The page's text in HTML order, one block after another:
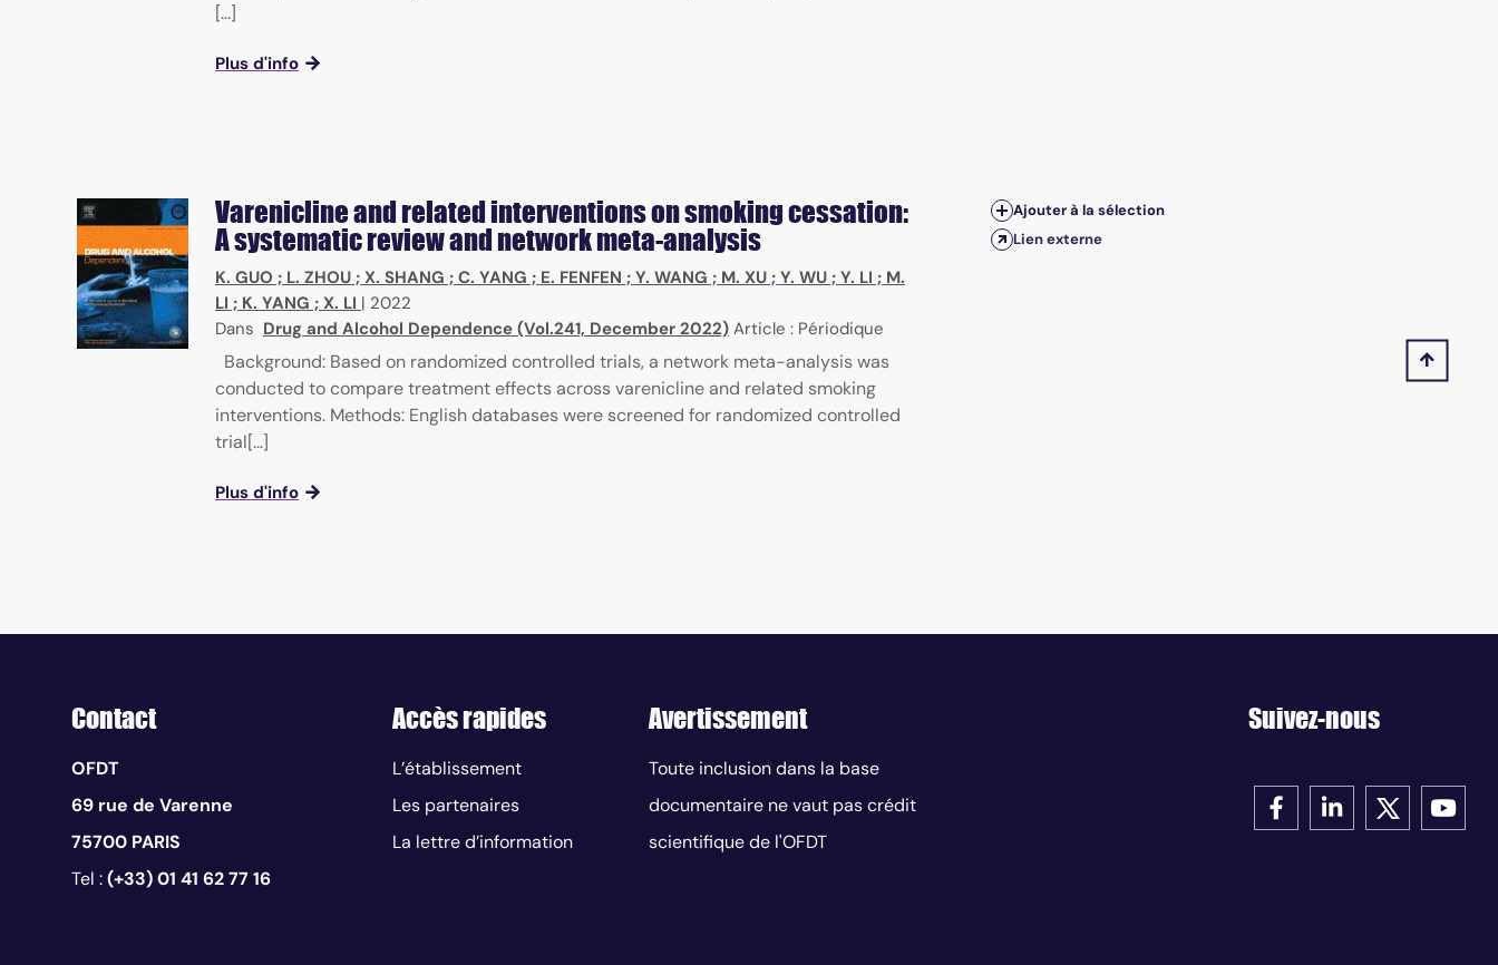
[...]
Plus d'info
Varenicline and related interventions on smoking cessation:
A systematic review and network meta-analysis
K. GUO ; L. ZHOU; X. SHANG ; C. YANG ; E. FENFEN ; Y. WANG ; M. XU; Y. WU; Y. LI ; M.
LI ; K. YANG ; X. LI | 2022
Dans Drug and Alcohol Dependence (Vol.241, December 2022) Article : Périodique
Background: Based on randomized controlled trials, a network meta-analysis was
conducted to compare treatment effects across varenicline and related smoking
interventions. Methods: English databases were screened for randomized controlled
trial[...]
Plus d'info
Ajouter à la sélection
Lien externe
Contact
OFDT
69 rue de Varenne
75700 PARIS
Tel :(+33) 01 41 62 77 16
Accès rapides
L’établissement
Les partenaires
La lettre d’information
Avertissement
Toute inclusion dans la base
documentaire ne vaut pas crédit
scientifique de l'OFDT
Suivez-nous